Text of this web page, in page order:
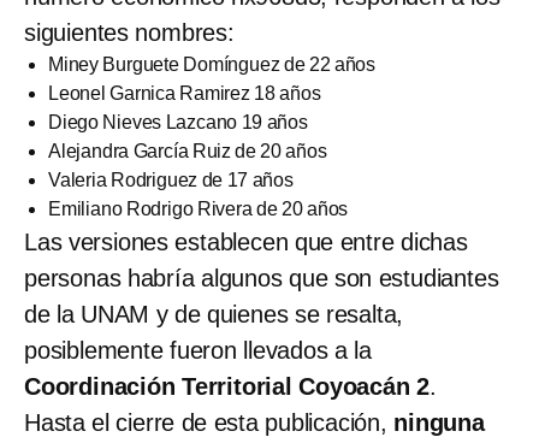
siguientes nombres:
Miney Burguete Domínguez de 22 años
Leonel Garnica Ramirez 18 años
Diego Nieves Lazcano 19 años
Alejandra García Ruiz de 20 años
Valeria Rodriguez de 17 años
Emiliano Rodrigo Rivera de 20 años
Las versiones establecen que entre dichas
personas habría algunos que son estudiantes
de la UNAM y de quienes se resalta,
posiblemente fueron llevados a la
Coordinación Territorial Coyoacán 2.
Hasta el cierre de esta publicación, ninguna